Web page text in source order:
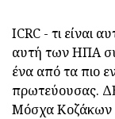
ICRC - τι είναι
αυτή των ΗΠΑ
ένα από τα πιο
πρωτεύουσας.
Μόσχα Κοζάκων